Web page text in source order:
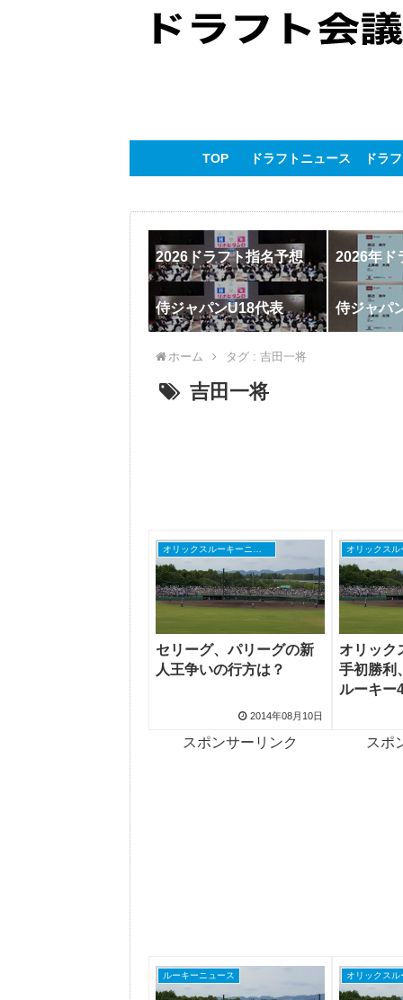
TOP ドラフトニュース ドラ
2026ドラフト指名予想 2026年ド
侍ジャパンU18代表 侍ジャパ
ホーム タグ : 吉田一将
吉田一将
セリーグ、パリーグの新
人王争いの行方は？
2014年08月10日
オリック
手初勝利
ルーキー
スポンサーリンク スポ
ルーキーニュース